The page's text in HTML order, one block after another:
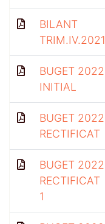
BILANT
TRIM.IV.2021
BUGET 2022
INITIAL
BUGET 2022
RECTIFICAT
BUGET 2022
RECTIFICAT
1